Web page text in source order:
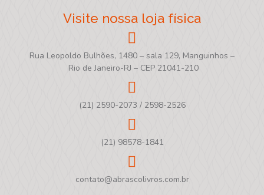
Visite nossa loja física
Rua Leopoldo Bulhões, 1480 – sala 129, Manguinhos –
Rio de Janeiro-RJ – CEP 21041-210
(21) 2590-2073 / 2598-2526
(21) 98578-1841
contato@abrascolivros.com.br